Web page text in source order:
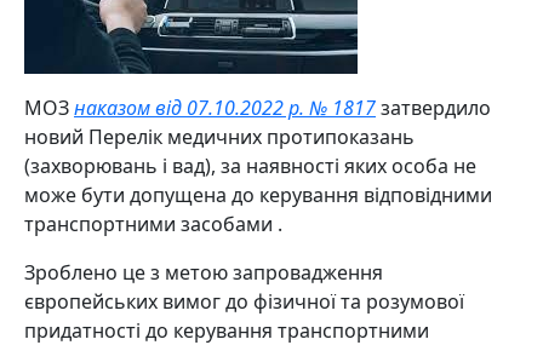
МОЗнаказом від 07.10.2022 р. № 1817затвердило
новий Перелік медичних протипоказань
(захворювань і вад), за наявності яких особа не
може бути допущена до керування відповідними
транспортними засобами .
Зроблено це з метою запровадження
європейських вимог до фізичної та розумової
придатності до керування транспортними